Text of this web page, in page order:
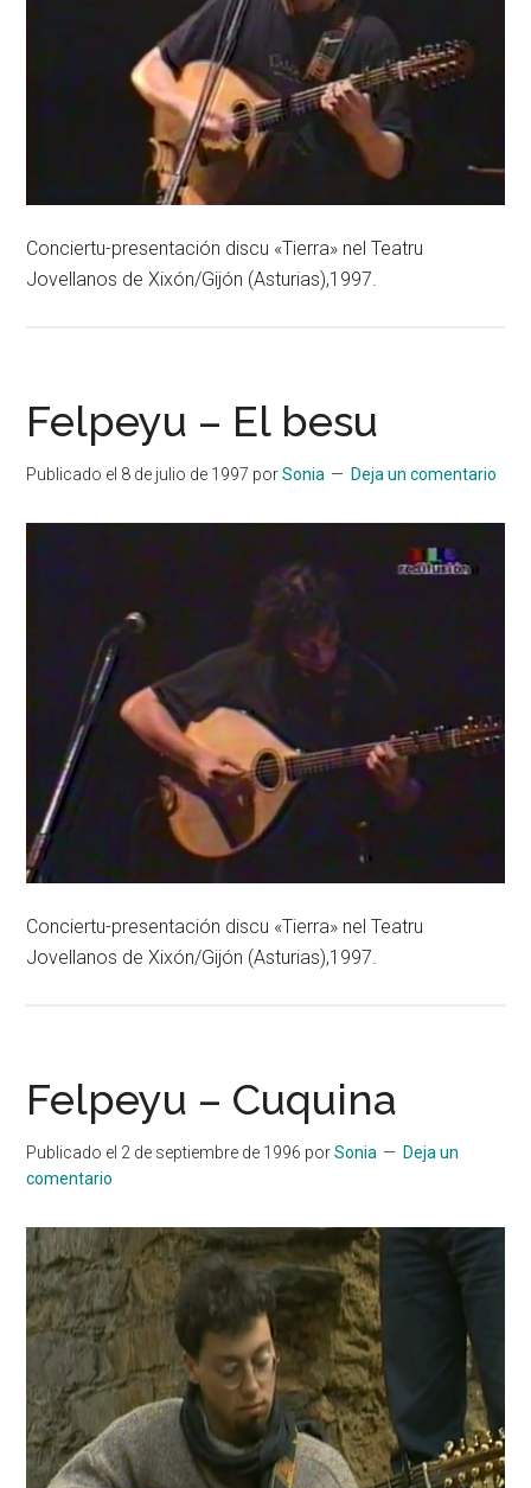
Conciertu-presentación discu «Tierra» nel Teatru
Jovellanos de Xixón/Gijón (Asturias),1997.
Felpeyu – El besu
Publicado el 8 de julio de 1997 porSonia Deja un comentario
Conciertu-presentación discu «Tierra» nel Teatru
Jovellanos de Xixón/Gijón (Asturias),1997.
Felpeyu – Cuquina
Publicado el 2 de septiembre de 1996 porSonia
Deja un
comentario